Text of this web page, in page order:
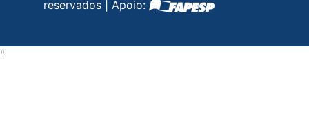
reservados | Apoio:
"